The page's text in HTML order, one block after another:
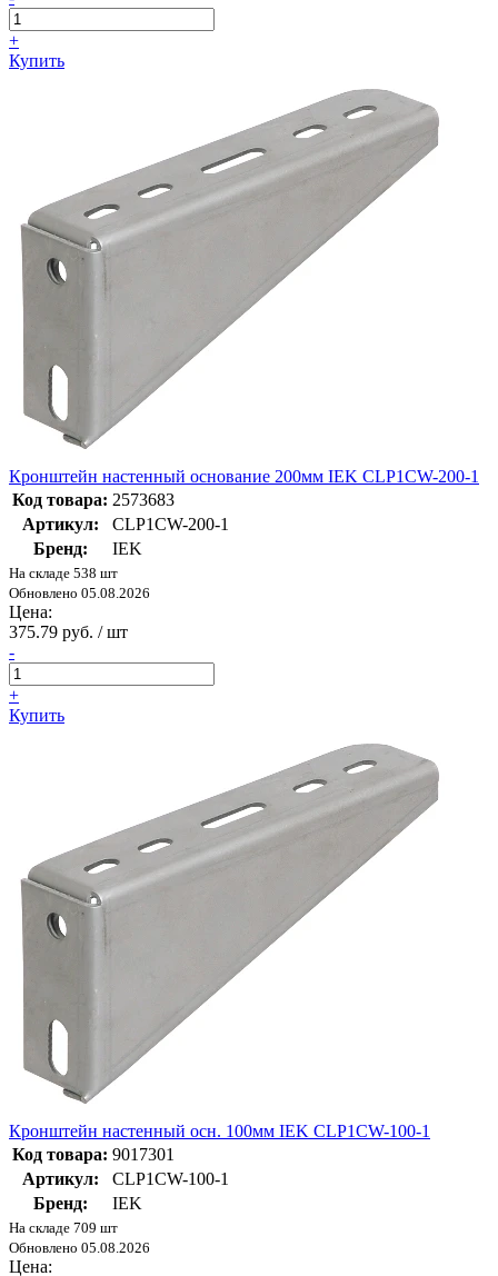
+
Купить
Кронштейн настенный основание 200мм IEK CLP1CW-200-1
Код товара: 2573683
Артикул:
CLP1CW-200-1
Бренд:
IEK
На складе 538 шт
Обновлено 05.08.2026
Цена:
375.79 руб. / шт
-
+
Купить
Кронштейн настенный осн. 100мм IEK CLP1CW-100-1
Код товара: 9017301
Артикул:
CLP1CW-100-1
Бренд:
IEK
На складе 709 шт
Обновлено 05.08.2026
Цена: